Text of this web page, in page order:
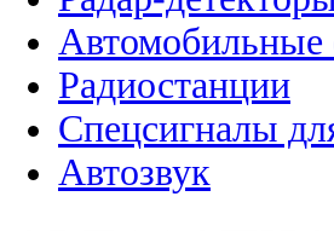
Автомобильные
Радиостанции
Спецсигналы
Автозвук